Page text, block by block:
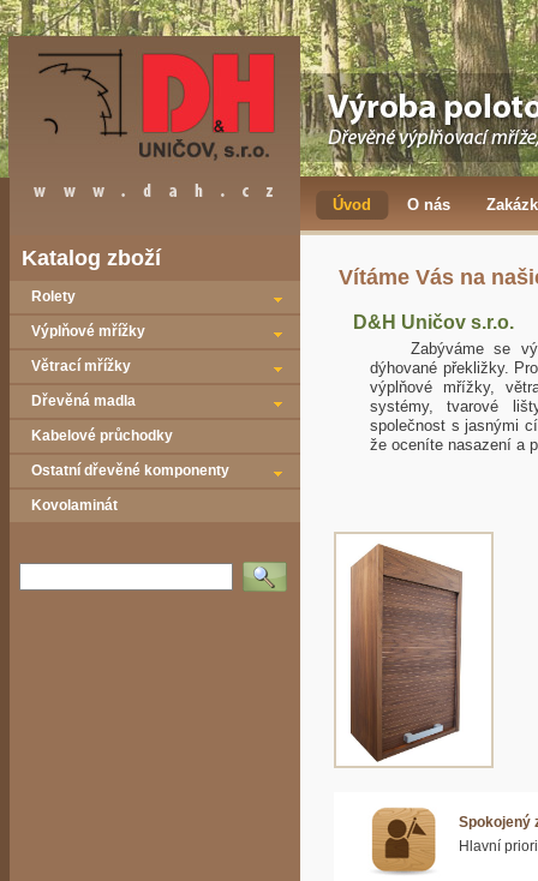
Úvod O nás
Katalog zboží
Rolety
Výplňové mřížky
Větrací mřížky
Dřevěná madla
Kabelové průchodky
Ostatní dřevěné komponenty
Kovolaminát
Vyhledat
Vítáme Vás na
D&H Uničov s.r.o.
Zabýváme se
dýhované překližky.
výplňové mřížky,
systémy, tvarové
společnost s jasnými
že oceníte nasazení a
Spokojený
Hlavní